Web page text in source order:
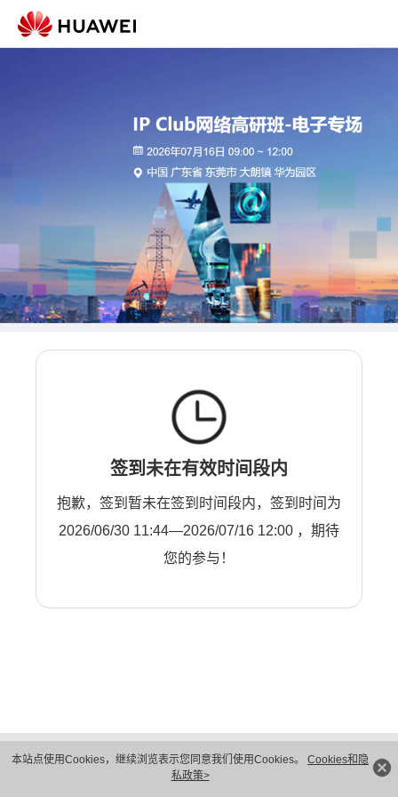
本站点使用Cookies，继续浏览表示您同意我们使用Cookies。 Cookies和隐
私政策>
签到未在有效时间段内
抱歉，签到暂未在签到时间段内，签到时间为
2026/06/30 11:44—2026/07/16 12:00 ，期待
您的参与！
隐私保护
法律声明